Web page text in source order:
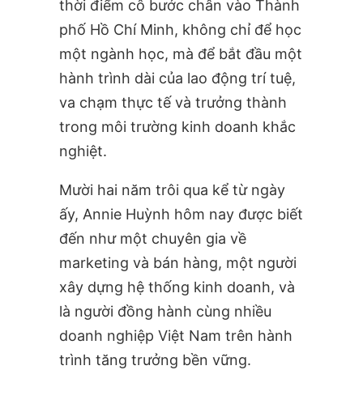
thời điểm cô bước chân vào Thành
phố Hồ Chí Minh, không chỉ để học
một ngành học, mà để bắt đầu một
hành trình dài của lao động trí tuệ,
va chạm thực tế và trưởng thành
trong môi trường kinh doanh khắc
nghiệt.
Mười hai năm trôi qua kể từ ngày
ấy, Annie Huỳnh hôm nay được biết
đến như một chuyên gia về
marketing và bán hàng, một người
xây dựng hệ thống kinh doanh, và
là người đồng hành cùng nhiều
doanh nghiệp Việt Nam trên hành
trình tăng trưởng bền vững.